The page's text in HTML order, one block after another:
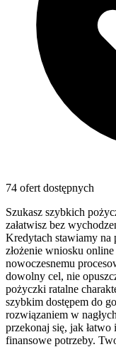
74 ofert dostępnych
Szukasz szybkich
załatwisz bez
Kredytach stawiamy
złożenie wniosku
nowoczesnemu
dowolny cel, nie
pożyczki ratalne
szybkim dostępem do
rozwiązaniem w
przekonaj się, jak
finansowe potrzeby.